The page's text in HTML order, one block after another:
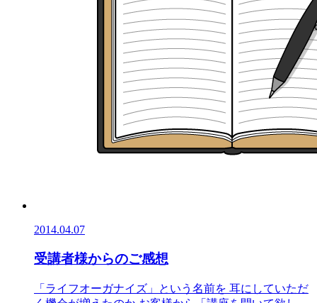
2014.04.07
受講者様からのご感想
「ライフオーガナイズ」という名前を 耳にしていただ